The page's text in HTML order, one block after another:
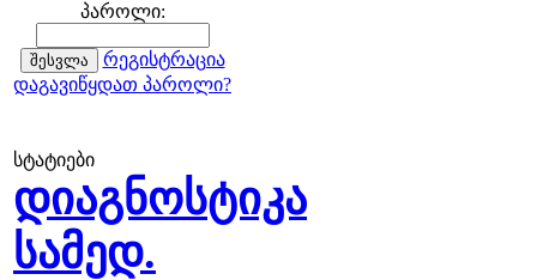
პაროლი:
რეგისტრაცია
დაგავიწყდათ პაროლი?
სტატიები
დიაგნოსტიკა
სამედ.